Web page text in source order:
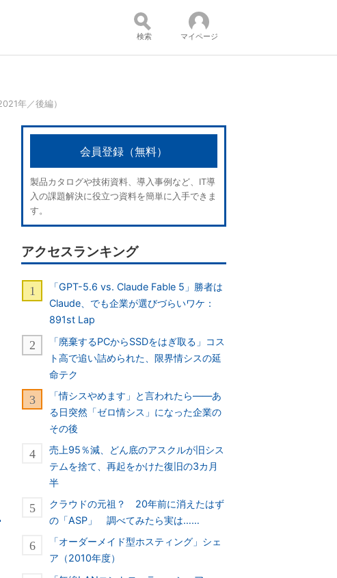
検索 マイページ
年／後編）
会員登録（無料）
製品カタログや技術資料、導入事例など、IT導
入の課題解決に役立つ資料を簡単に入手できま
す。
アクセスランキング
「GPT-5.6 vs. Claude Fable 5」勝者は
Claude、でも企業が選びづらいワケ：
891st Lap
「廃棄するPCからSSDをはぎ取る」コス
ト高で追い詰められた、限界情シスの延
命テク
「情シスやめます」と言われたら――あ
る日突然「ゼロ情シス」になった企業の
その後
売上95％減、どん底のアスクルが旧シス
テムを捨て、再起をかけた復旧の3カ月
半
クラウドの元祖？ 20年前に消えたはず
の「ASP」 調べてみたら実は……
「オーダーメイド型ホスティング」シェ
ア（2010年度）